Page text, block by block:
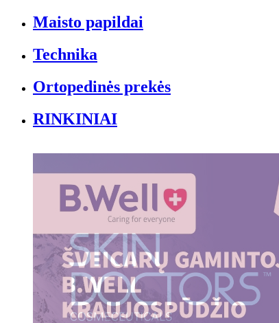
Maisto papildai
Technika
Ortopedinės prekės
RINKINIAI